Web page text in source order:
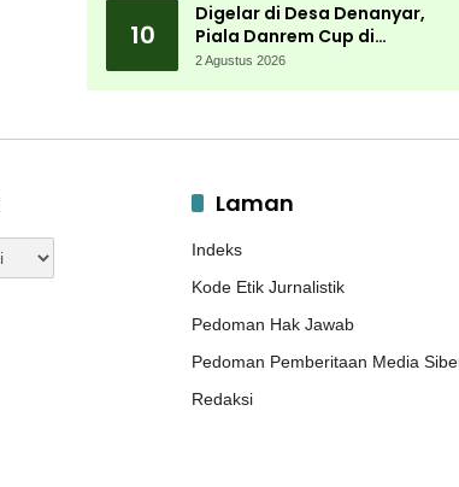
10
Digelar di Desa Denanyar,
Piala Danrem Cup di
Jombang Fokus Cetak Bibit
2 Agustus 2026
Laman
Indeks
Kode Etik Jurnalistik
Pedoman Hak Jawab
Pedoman Pemberitaan Media
Redaksi